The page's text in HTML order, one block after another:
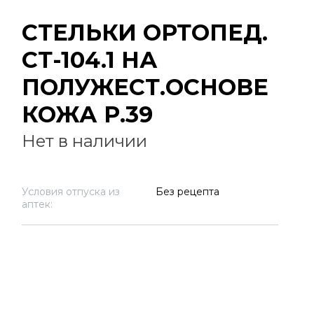
СТЕЛЬКИ ОРТОПЕД.
СТ-104.1 НА
ПОЛУЖЕСТ.ОСНОВЕ
КОЖА Р.39
Нет в наличии
Условия отпуска из
аптек:
Без рецепта